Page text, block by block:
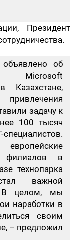
Президент
об
Microsoft
Казахстане,
задачу к
100 тысяч
филиалов в
технопарка
важной
В целом, мы
наработки в
своим
– предложил